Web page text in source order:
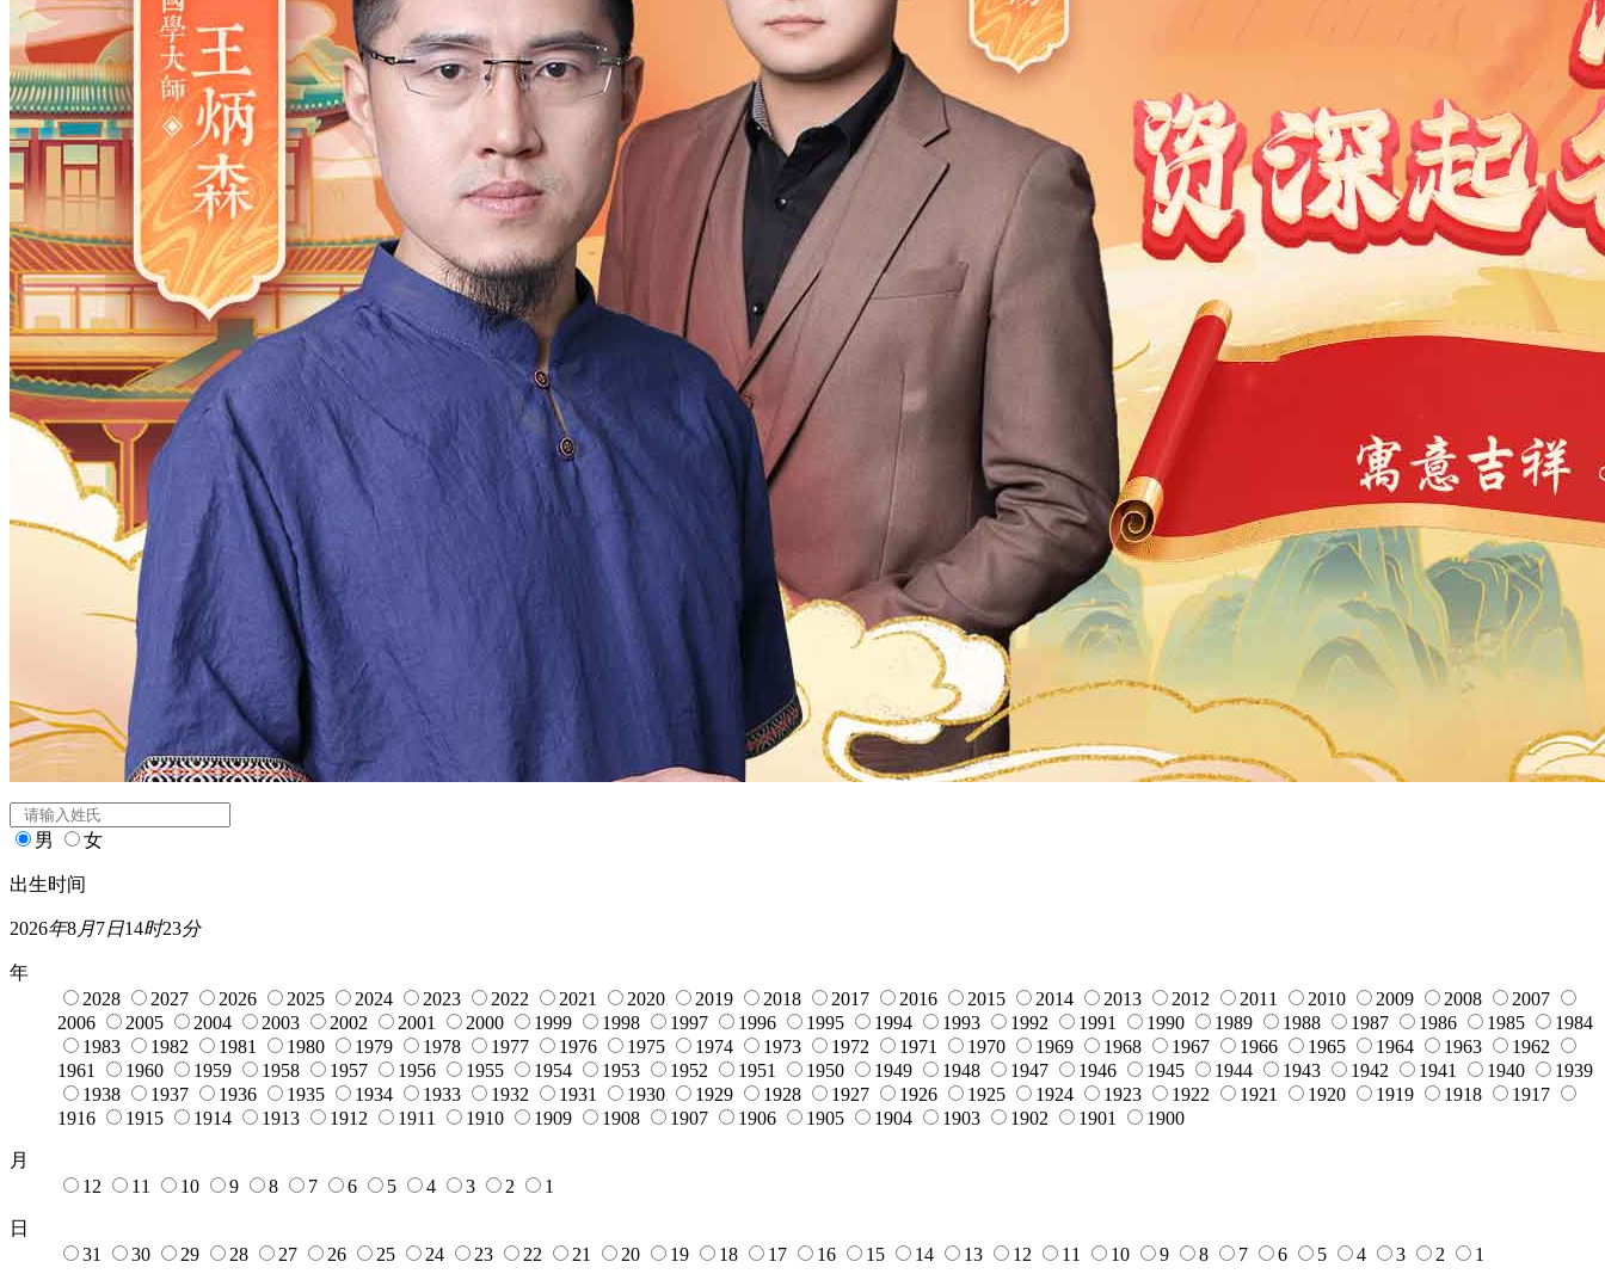
2026年 日14 时23分
年
2028
2027 2026 2025 2024 2023 2022 2021 2020 2019 2018 2017 2016 2012
2007
2006
2005 2004 2003 2002 1998 1997 1996 1995 1994 1993 1992 1990 1989 1988 1987 1986 1985
1984
1983
1982 1981 1980 1979 1977 1975 1974 1973 1972 1971 1969 1968 1967 1966 1965 1964 1963
1962
1961
1960 1959 1958 1957 1955 1954 1953 1952 1951 1950 1948 1947 1946 1945 1944 1943 1942 1941 1940
1939
1938
1937 1936 1935 1934 1933 1932 1931 1929 1928 1927 1926 1924 1923 1922 1921 1920 1919 1918
1917
1915 1914 1913 1911 1910 1909 1908 1907 1906 1905 1902 1901 1900
月
12
11 10 9 8 7 6 4 3 2 1
日
31
30 29 28 27 26 25 24 23 19 18 17 9 7 6 5 4 1
时
23
22 21 20 19 18 17 16 14 13 11 8
59
58 56 52 51 50 49 48 45 40 39 38 37 33 32 31 30
29
28
27 25 24 22 21 14 9 8 6 2 1 0
宝宝起名
*
男 女
出生时间
2026年8月7日14时23分
年
2028
2027 2026 2025 2024 2023 2022 2021 2020 2019 2018 2017 2016 2015 2014 2013 2012 2011 2010 2009 2008
2007
2006
2005 2004 2003 2002 2001 2000 1999 1998 1997 1996 1995 1994 1993 1992 1991 1990 1989 1988 1987 1986 1985
1984
1983
1982 1981 1980 1979 1978 1977 1976 1975 1974 1973 1972 1971 1970 1969 1968 1967 1966 1965 1964 1963
1962
1961
1960 1959 1958 1957 1956 1955 1954 1953 1952 1951 1950 1949 1948 1947 1946 1945 1944 1943 1942 1941 1940
1939
1938
1937 1936 1935 1934 1933 1932 1931 1930 1929 1928 1927 1926 1925 1924 1923 1922 1921 1920 1919 1918
1917
1916
1915 1914 1913 1912 1911 1910 1909 1908 1907 1906 1905 1904 1903 1902 1901 1900
月
12
11 10 9 8 7 6 5 4 3 2 1
日
31
30 29 28 27 26 25 24 23 22 21 20 19 18 17 16 15 14 13 12 11 10 9 8 7 6 5 4 3 2 1